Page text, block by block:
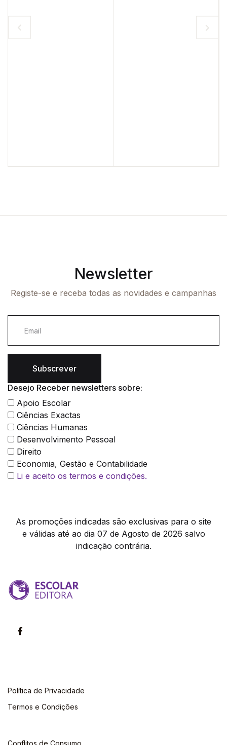
-10%
Newsletter
Registe-se e receba todas as novidades e campanhas
Subscrever
Desejo Receber newsletters sobre:
Apoio Escolar
Ciências Exactas
Ciências Humanas
Desenvolvimento Pessoal
Direito
Economia, Gestão e Contabilidade
Li e aceito os termos e condições.
As promoções indicadas são exclusivas para o site
e válidas até ao dia 07 de Agosto de 2026 salvo
indicação contrária.
Política de Privacidade
Termos e Condições